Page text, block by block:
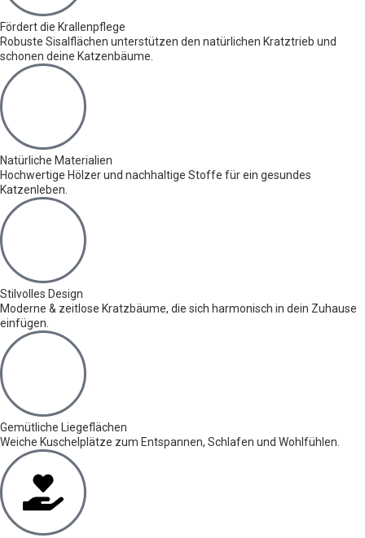
Fördert die Krallenpflege
Robuste Sisalflächen unterstützen den natürlichen Kratztrieb und
schonen deine Katzenbäume.
Natürliche Materialien
Hochwertige Hölzer und nachhaltige Stoffe für ein gesundes
Katzenleben.
Stilvolles Design
Moderne & zeitlose Kratzbäume, die sich harmonisch in dein Zuhause
einfügen.
Gemütliche Liegeflächen
Weiche Kuschelplätze zum Entspannen, Schlafen und Wohlfühlen.